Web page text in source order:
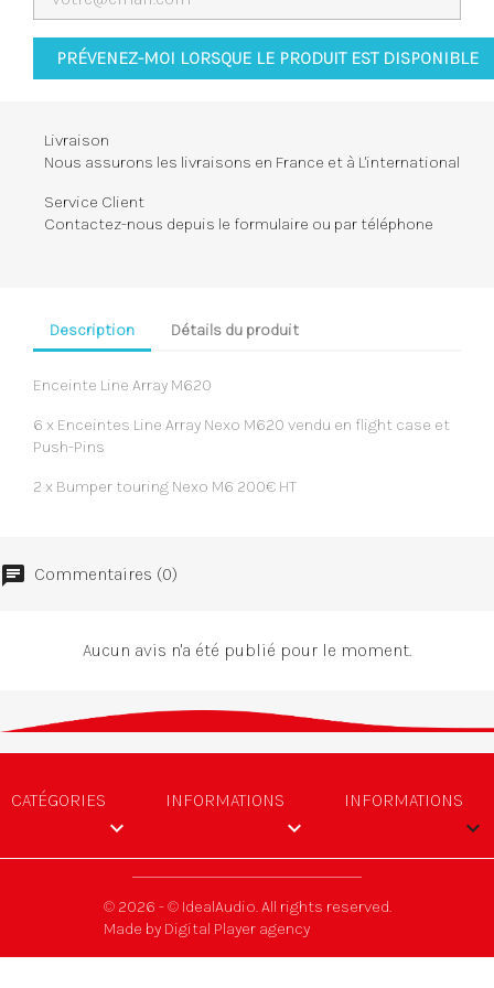
PRÉVENEZ-MOI LORSQUE LE PRODUIT EST DISPONIBLE
Livraison
Nous assurons les livraisons en France et à L'international
Service Client
Contactez-nous depuis le formulaire ou par téléphone
Description Détails du produit
Enceinte Line Array M620
6 x Enceintes Line Array Nexo M620 vendu en flight case et
Push-Pins
2 x Bumper touring Nexo M6 200€ HT
Commentaires (0)
Aucun avis n'a été publié pour le moment.
CATÉGORIES

INFORMATIONS

INFORMATIONS
keyboard_arrow_down
© 2026 - © IdealAudio. All rights reserved.
Made by Digital Player agency